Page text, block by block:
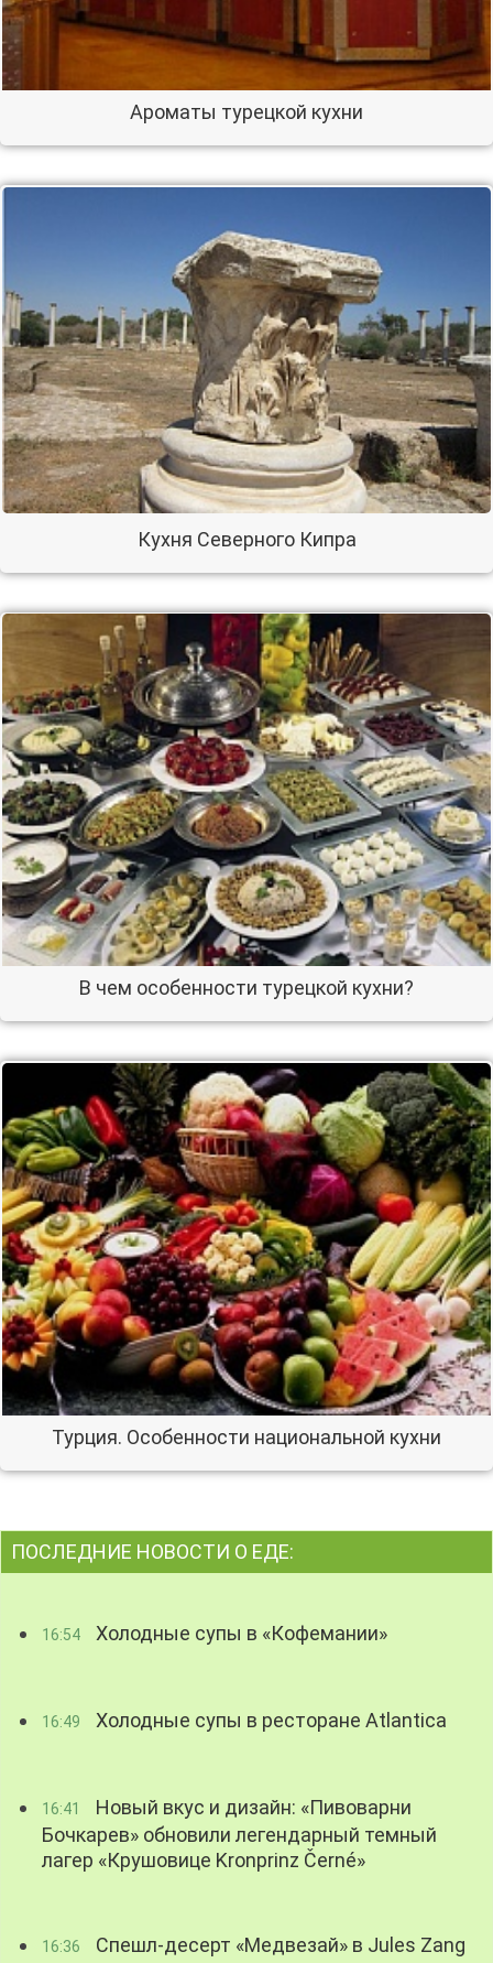
Ароматы турецкой кухни
Кухня Северного Кипра
В чем особенности турецкой кухни?
Турция. Особенности национальной кухни
ПОСЛЕДНИЕ НОВОСТИ О ЕДЕ:
16:54 Холодные супы в «Кофемании»
16:49 Холодные супы в ресторане Atlantica
16:41
Новый вкус и дизайн: «Пивоварни
Бочкарев» обновили легендарный темный
лагер «Крушовице Kronprinz Černé»
16:36 Спешл-десерт «Медвезай» в Jules Zang